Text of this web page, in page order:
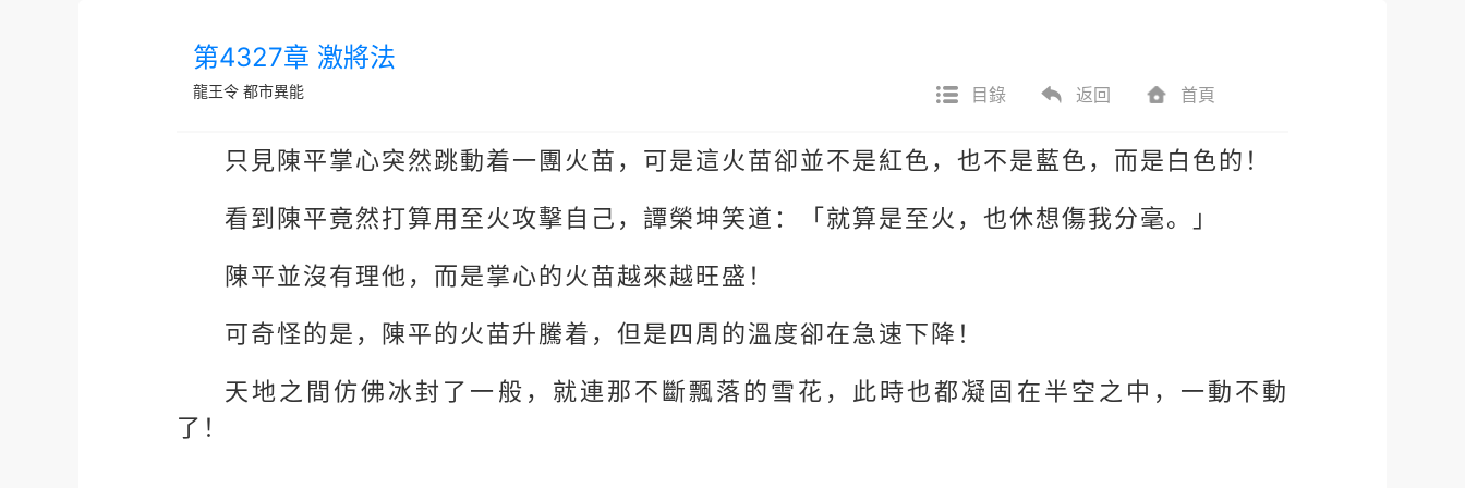
第4327章 激將法
龍王令 都市異能 目錄 返回 首頁
只見陳平掌心突然跳動着一團火苗，可是這火苗卻並不是紅色，也不是藍色，而是白色的！
看到陳平竟然打算用至火攻擊自己，譚榮坤笑道：「就算是至火，也休想傷我分毫。」
陳平並沒有理他，而是掌心的火苗越來越旺盛！
可奇怪的是，陳平的火苗升騰着，但是四周的溫度卻在急速下降！
天地之間仿佛冰封了一般，就連那不斷飄落的雪花，此時也都凝固在半空之中，一動不動
了！